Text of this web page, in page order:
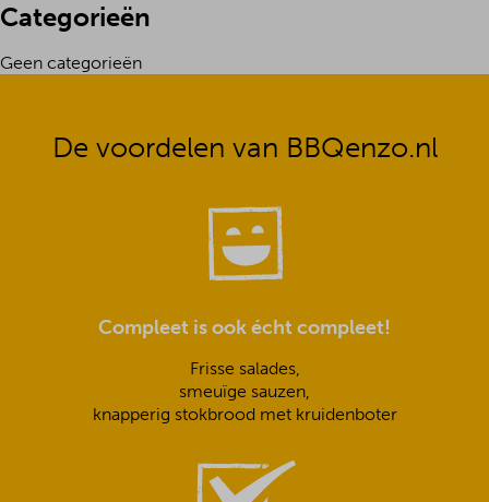
Categorieën
Geen categorieën
De voordelen van BBQenzo.nl
Compleet is ook écht compleet!
Frisse salades,
smeuïge sauzen,
knapperig stokbrood met kruidenboter